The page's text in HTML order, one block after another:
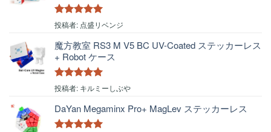
5段階中5の
投稿者: 点盛リベンジ
魔方教室 RS3 M V5 BC UV-Coated ステッカーレス
+ Robot ケース
5段階中 5 の
投稿者: キルミーしぶや
DaYan Megaminx Pro+ MagLev ステッカーレス